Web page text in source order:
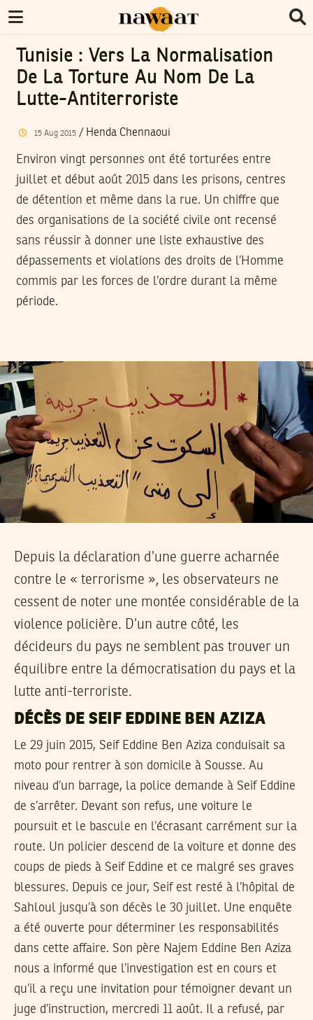
Tunisie : Vers La Normalisation
De La Torture Au Nom De La
Lutte-Antiterroriste
15 Aug 2015/ Henda Chennaoui
Environ vingt personnes ont été torturées entre
juillet et début août 2015 dans les prisons, centres
de détention et même dans la rue. Un chiffre que
des organisations de la société civile ont recensé
sans réussir à donner une liste exhaustive des
dépassements et violations des droits de l’Homme
commis par les forces de l’ordre durant la même
période.
Depuis la déclaration d’une guerre acharnée
contre le « terrorisme », les observateurs ne
cessent de noter une montée considérable de la
violence policière. D’un autre côté, les
décideurs du pays ne semblent pas trouver un
équilibre entre la démocratisation du pays et la
lutte anti-terroriste.
DÉCÈS DE SEIF EDDINE BEN AZIZA
Le 29 juin 2015, Seif Eddine Ben Aziza conduisait sa
moto pour rentrer à son domicile à Sousse. Au
niveau d’un barrage, la police demande à Seif Eddine
de s’arrêter. Devant son refus, une voiture le
poursuit et le bascule en l’écrasant carrément sur la
route. Un policier descend de la voiture et donne des
coups de pieds à Seif Eddine et ce malgré ses graves
blessures. Depuis ce jour, Seif est resté à l’hôpital de
Sahloul jusqu’à son décès le 30 juillet. Une enquête
a été ouverte pour déterminer les responsabilités
dans cette affaire. Son père Najem Eddine Ben Aziza
nous a informé que l’investigation est en cours et
qu’il a reçu une invitation pour témoigner devant un
juge d’instruction, mercredi 11 août. Il a refusé, par